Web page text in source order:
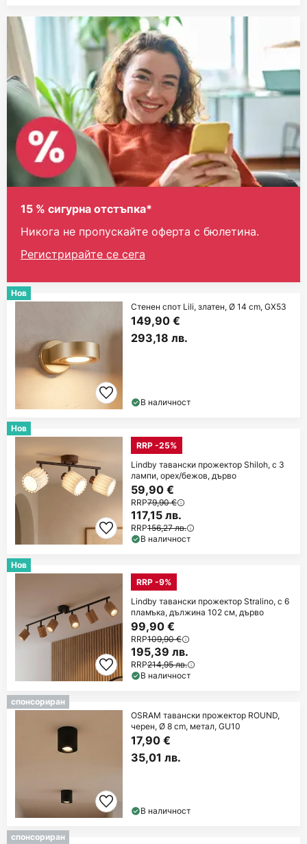
15 % сигурна отстъпка*
Никога не пропускайте оферта с бюлетина.
Регистрирайте се сега
Нов
Стенен спот Lili, златен, Ø 14 cm, GX53
149,90 €
293,18 лв.
В наличност
Нов
RRP -25%
Lindby тавански прожектор Shiloh, с 3
лампи, орех/бежов, дърво
59,90 €
RRP79,90 €
117,15 лв.
RRP156,27 лв.
В наличност
Нов
RRP -9%
Lindby тавански прожектор Stralino, с 6
пламъка, дължина 102 см, дърво
99,90 €
RRP109,90 €
195,39 лв.
RRP214,95 лв.
В наличност
спонсориран
OSRAM тавански прожектор ROUND,
черен, Ø 8 cm, метал, GU10
17,90 €
35,01 лв.
В наличност
спонсориран